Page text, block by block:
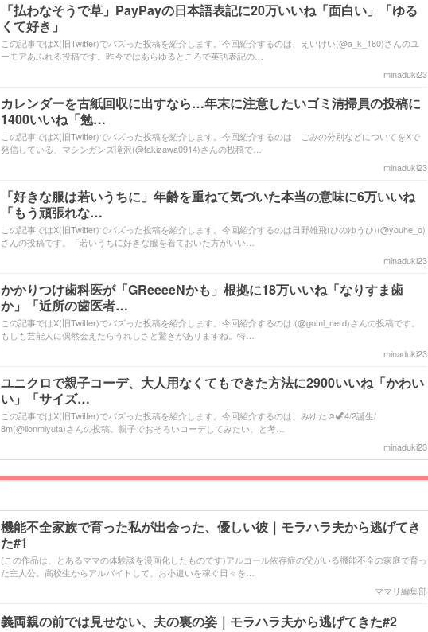
「払わなそうで草」PayPayの日本語表記に20万いいね「面白い」「ゆる
くて好き」
この記事ではX(旧Twitter)でバズった投稿を紹介します。今回紹介するのは、えいけい(@a_k_180)さんのユ
ーモアあふれる投稿です。昨今ではあらゆるところで英語表記の…
minaduki23
カレンダーを古紙回収に出すなら…年末に注意したいゴミ清掃員の投稿に
1400いいね「勉…
この記事ではX(旧Twitter)でバズった投稿を紹介します。今回紹介するのは ごみの分別などについてをXで
発信している、マシンガンズ滝沢(@takizawa0914)さんの投稿で…
minaduki23
「好きな服は若いうちに」年齢を重ねて気づいた本当の意味に6万いいね
「もう頑張れな…
この記事ではX(旧Twitter)でバズった投稿を紹介します。今回紹介するのは日野雄飛(ひのゆうひ)(@youhe_o)
さんの投稿です。「若いうちに好きな服を着ておいた方がいい…
minaduki23
かかりつけ歯科医が「GReeeeNかも」根拠に18万いいね「なりすま歯
か」「近所の歯医者…
この記事ではX(旧Twitter)でバズった投稿を紹介します。今回紹介するのは.(@gomi_nerd)さんの投稿です。
もしも芸能人に偶然会えたらうれしさと驚きがありますね。特…
minaduki23
ユニクロで親子コーデ、大人用なくてもできた方法に2900いいね「かわい
い」「サイズ…
この記事ではX(旧Twitter)でバズった投稿を紹介します。今回紹介するのは、みゆた☺︎︎︎︎🦖4/2誕生/
8m(@lionmiyuta)さんの投稿。親子でおそろいコーデしてみたい、と考…
minaduki23
機能不全家族で育った私が出会った、優しい彼｜モラハラ夫から逃げてき
た#1
(この作品は、とあるママの体験談を漫画化したものです)アルコール依存症の父がいる機能不全の家庭で育っ
た主人公。高校生からアルバイトして、お小遣いを稼ぐ日々を…
ママリ編集部
義両親の前では見せない、夫の裏の姿｜モラハラ夫から逃げてきた#2